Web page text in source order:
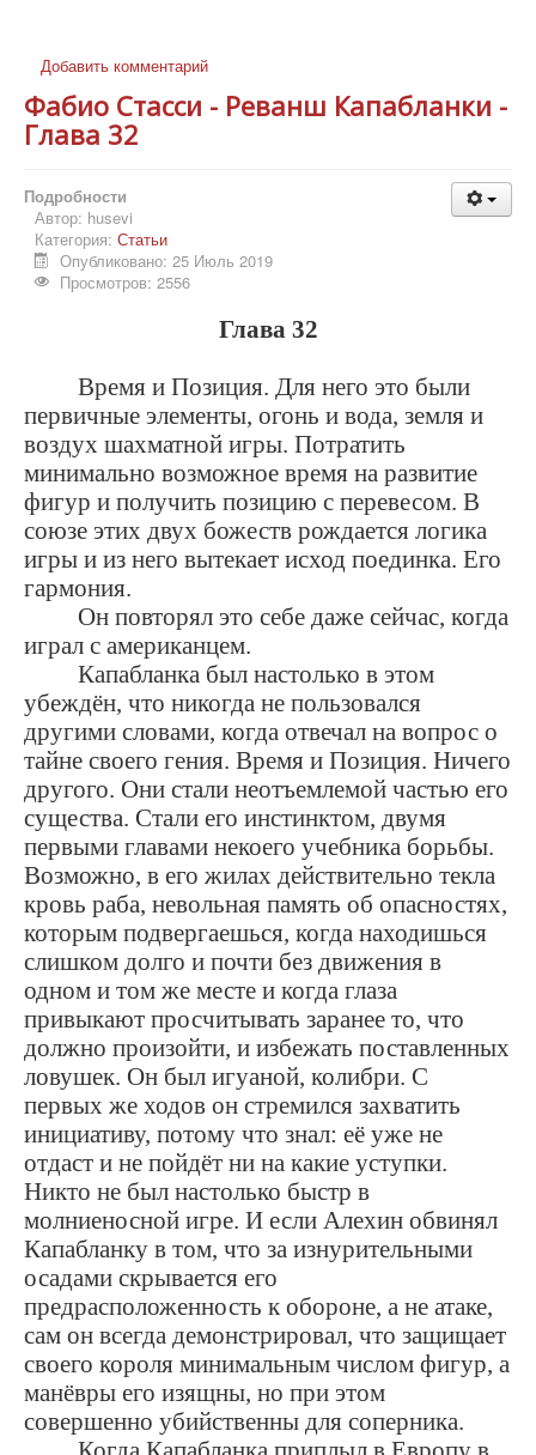
Добавить комментарий
Фабио Стасси - Реванш Капабланки -
Глава 32
Подробности
Автор: husevi
Категория: Статьи
Опубликовано: 25 Июль 2019
Просмотров: 2556
Глава 32
Время и Позиция. Для него это были
первичные элементы, огонь и вода, земля и
воздух шахматной игры. Потратить
минимально возможное время на развитие
фигур и получить позицию с перевесом. В
союзе этих двух божеств рождается логика
игры и из него вытекает исход поединка. Его
гармония.
Он повторял это себе даже сейчас, когда
играл с американцем.
Капабланка был настолько в этом
убеждён, что никогда не пользовался
другими словами, когда отвечал на вопрос о
тайне своего гения. Время и Позиция. Ничего
другого. Они стали неотъемлемой частью его
существа. Стали его инстинктом, двумя
первыми главами некоего учебника борьбы.
Возможно, в его жилах действительно текла
кровь раба, невольная память об опасностях,
которым подвергаешься, когда находишься
слишком долго и почти без движения в
одном и том же месте и когда глаза
привыкают просчитывать заранее то, что
должно произойти, и избежать поставленных
ловушек. Он был игуаной, колибри. С
первых же ходов он стремился захватить
инициативу, потому что знал: её уже не
отдаст и не пойдёт ни на какие уступки.
Никто не был настолько быстр в
молниеносной игре. И если Алехин обвинял
Капабланку в том, что за изнурительными
осадами скрывается его
предрасположенность к обороне, а не атаке,
сам он всегда демонстрировал, что защищает
своего короля минимальным числом фигур, а
манёвры его изящны, но при этом
совершенно убийственны для соперника.